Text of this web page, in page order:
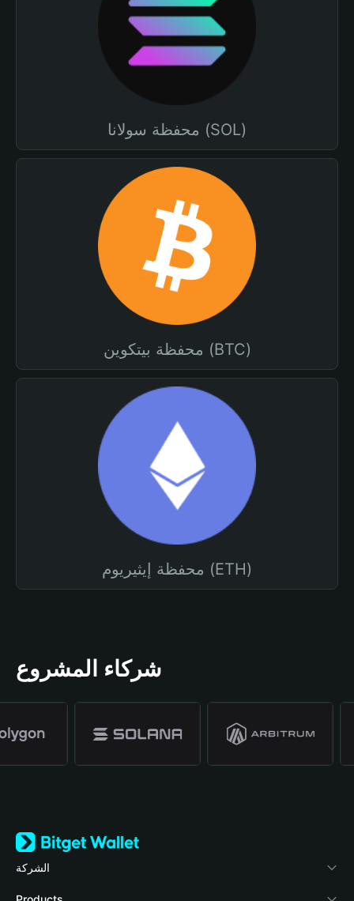
محفظة سولانا (SOL)
محفظة بيتكوين (BTC)
محفظة إيثيريوم (ETH)
شركاء المشروع
الشركة